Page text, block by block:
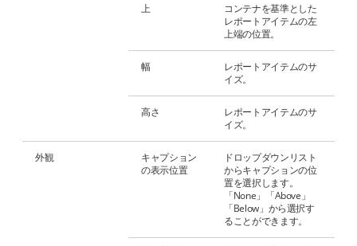
上
コンテナを基準とした
レポートアイテムの左
上端の位置。
幅
レポートアイテムのサ
イズ。
高さ
レポートアイテムのサ
イズ。
外観
キャプション
の表示位置
ドロップダウンリスト
からキャプションの位
置を選択します。
「None」「Above」
「Below」から選択す
ることができます。